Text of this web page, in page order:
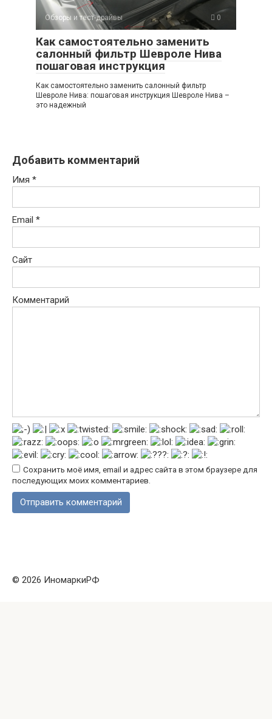
Обзоры и тест-драйвы 0
Как самостоятельно заменить
салонный фильтр Шевроле Нива
пошаговая инструкция
Как самостоятельно заменить салонный фильтр
Шевроле Нива: пошаговая инструкция Шевроле Нива –
это надежный
Добавить комментарий
Имя *
Email *
Сайт
Комментарий
Сохранить моё имя, email и адрес сайта в этом браузере для
последующих моих комментариев.
© 2026 ИномаркиРФ